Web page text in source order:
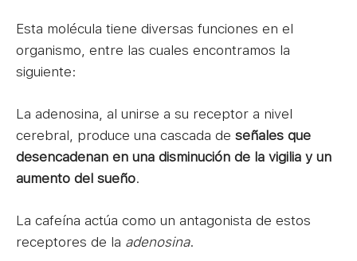
Esta molécula tiene diversas funciones en el
organismo, entre las cuales encontramos la
siguiente:
La adenosina, al unirse a su receptor a nivel
cerebral, produce una cascada de señales que
desencadenan en una disminución de la vigilia y un
aumento del sueño.
La cafeína actúa como un antagonista de estos
receptores de la adenosina.